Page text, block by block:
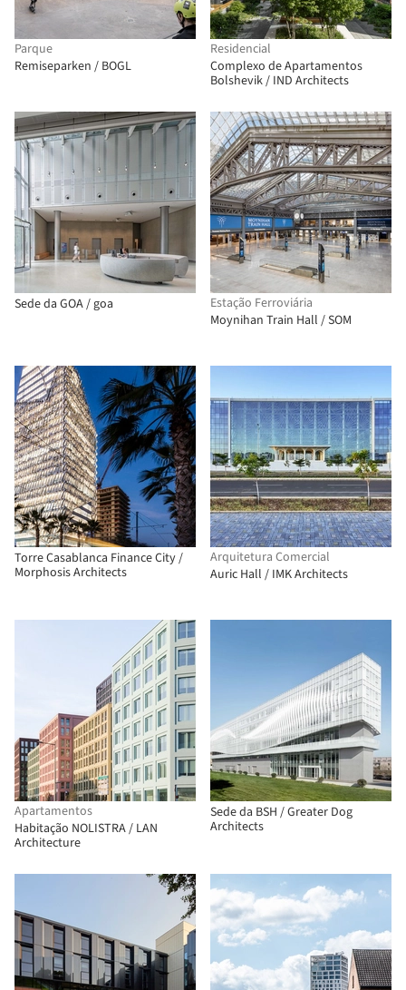
Parque
Remiseparken / BOGL
Residencial
Complexo de Apartamentos
Bolshevik / IND Architects
Sede da GOA / goa
Estação Ferroviária
Moynihan Train Hall / SOM
Torre Casablanca Finance City /
Morphosis Architects
Arquitetura Comercial
Auric Hall / IMK Architects
Apartamentos
Habitação NOLISTRA / LAN
Architecture
Sede da BSH / Greater Dog
Architects